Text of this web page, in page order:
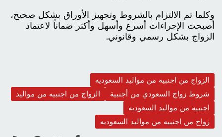
وكلما تم الالتزام بالشروط وتجهيز الأوراق بشكل صحيح،
أصبحت الإجراءات أسرع وأسهل وأكثر ضماناً لاعتماد
الزواج بشكل رسمي وقانوني.
الزواج من اجنبيه من مواليد السعوديه
شروط زواج السعودي من أجنبية
الزواج من اجنبيه من مواليد
اجنبيه من مواليد السعوديه
زواج من اجنبيه من مواليد السعوديه